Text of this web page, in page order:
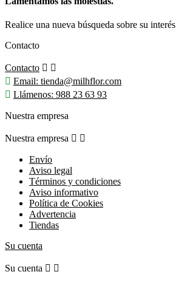
Realice una nueva búsqueda sobre su interés
Contacto
Contacto  
 Email: tienda@milhflor.com
 Llámenos: 988 23 63 93
Nuestra empresa
Nuestra empresa  
Envío
Aviso legal
Términos y condiciones
Aviso informativo
Política de Cookies
Advertencia
Tiendas
Su cuenta
Su cuenta  